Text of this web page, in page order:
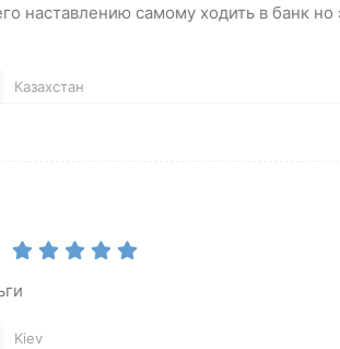
наставлению самому ходить в банк но
Казахстан
Kiev